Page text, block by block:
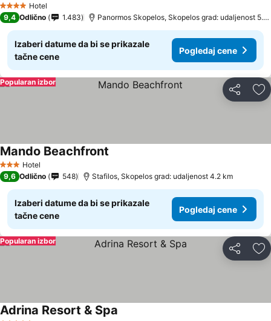
4 ZvezdiceHotel
9,4 Odlično 1.483 Panormos Skopelos, Skopelos grad: udaljenost 5.4 km
Izaberi datume da bi se prikazale
tačne cene
Pogledaj cene
Deli
Popularan izbor
3 Zvezdice
Hotel
Mando Beachfront
9,6 Odlično 548 Stafilos, Skopelos grad: udaljenost 4.2 km
Izaberi datume da bi se prikazale
tačne cene
Pogledaj cene
Deli
Popularan izbor
Adrina Resort & Spa